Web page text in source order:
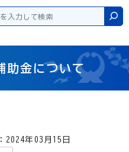
検索
助金について
2024年03月15日